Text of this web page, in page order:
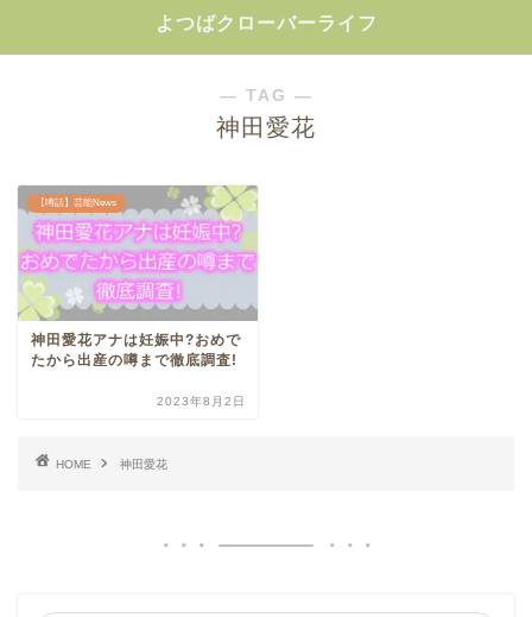
よつばクローバーライフ
― TAG ―
神田愛花
【噂話】芸能News
神田愛花アナは妊娠中?おめで
たから出産の噂まで徹底調査!
2023年8月2日
HOME 神田愛花